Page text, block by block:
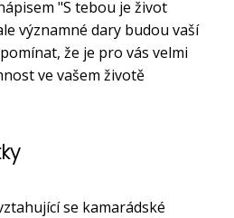
"S tebou je život
významné dary budou vaší
že je pro vás velmi
ve vašem životě
se kamarádské